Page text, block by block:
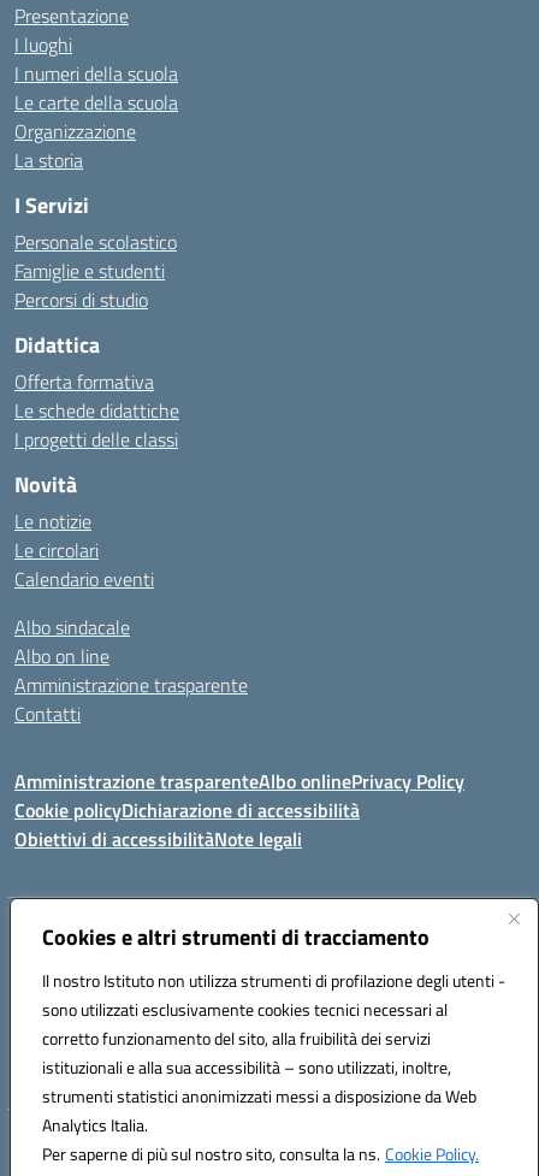
Cookies e altri strumenti di tracciamento
Il nostro Istituto non utilizza strumenti di profilazione degli utenti -
sono utilizzati esclusivamente cookies tecnici necessari al
corretto funzionamento del sito, alla fruibilità dei servizi
istituzionali e alla sua accessibilità – sono utilizzati, inoltre,
strumenti statistici anonimizzati messi a disposizione da Web
Analytics Italia.
Per saperne di più sul nostro sito, consulta la ns.Cookie Policy.
Presentazione
I luoghi
I numeri della scuola
Le carte della scuola
Organizzazione
La storia
I Servizi
Personale scolastico
Famiglie e studenti
Percorsi di studio
Didattica
Offerta formativa
Le schede didattiche
I progetti delle classi
Novità
Le notizie
Le circolari
Calendario eventi
Albo sindacale
Albo on line
Amministrazione trasparente
Contatti
Amministrazione trasparenteAlbo onlinePrivacy Policy
Cookie policyDichiarazione di accessibilità
Obiettivi di accessibilitàNote legali
Indirizzo:Via Carducci Settimo San Pietro (CA)
Posta elettronica certificata (PEC):CAIC84700T@pec.istruzione.it
Codice fiscale: 92105840927
Codice meccanografico: CAIC84700T
Hosting & Powered by 3D Solution S.r.l.